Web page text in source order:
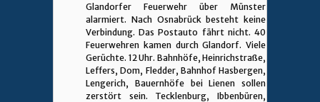
Glandorfer Feuerwehr über Münster
alarmiert. Nach Osnabrück besteht keine
Verbindung. Das Postauto fährt nicht. 40
Feuerwehren kamen durch Glandorf. Viele
Gerüchte. 12 Uhr. Bahnhöfe, Heinrichstraße,
Leffers, Dom, Fledder, Bahnhof Hasbergen,
Lengerich, Bauernhöfe bei Lienen sollen
zerstört sein. Tecklenburg, Ibbenbüren,